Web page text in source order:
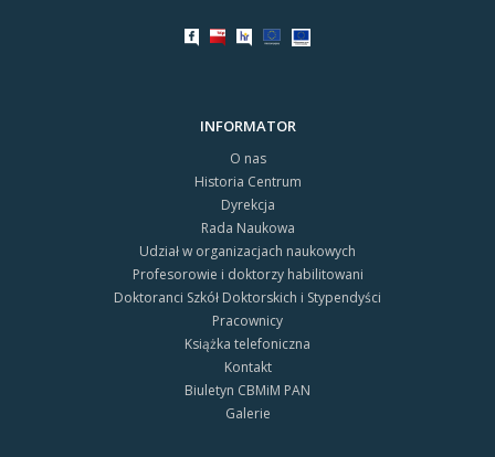
INFORMATOR
O nas
Historia Centrum
Dyrekcja
Rada Naukowa
Udział w organizacjach naukowych
Profesorowie i doktorzy habilitowani
Doktoranci Szkół Doktorskich i Stypendyści
Pracownicy
Książka telefoniczna
Kontakt
Biuletyn CBMiM PAN
Galerie